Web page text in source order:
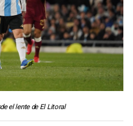
el lente de El Litoral